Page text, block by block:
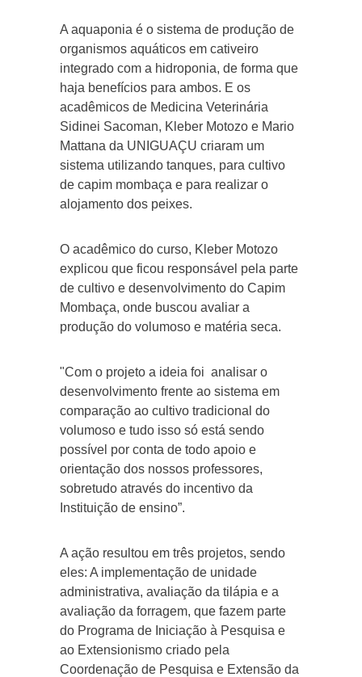
A aquaponia é o sistema de produção de
organismos aquáticos em cativeiro
integrado com a hidroponia, de forma que
haja benefícios para ambos. E os
acadêmicos de Medicina Veterinária
Sidinei Sacoman, Kleber Motozo e Mario
Mattana da UNIGUAÇU criaram um
sistema utilizando tanques, para cultivo
de capim mombaça e para realizar o
alojamento dos peixes.
O acadêmico do curso, Kleber Motozo
explicou que ficou responsável pela parte
de cultivo e desenvolvimento do Capim
Mombaça, onde buscou avaliar a
produção do volumoso e matéria seca.
"Com o projeto a ideia foi analisar o
desenvolvimento frente ao sistema em
comparação ao cultivo tradicional do
volumoso e tudo isso só está sendo
possível por conta de todo apoio e
orientação dos nossos professores,
sobretudo através do incentivo da
Instituição de ensino”.
A ação resultou em três projetos, sendo
eles: A implementação de unidade
administrativa, avaliação da tilápia e a
avaliação da forragem, que fazem parte
do Programa de Iniciação à Pesquisa e
ao Extensionismo criado pela
Coordenação de Pesquisa e Extensão da